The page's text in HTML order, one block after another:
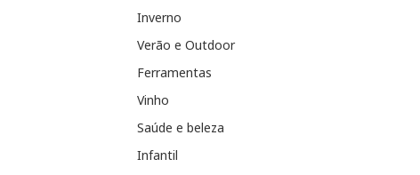
Inverno
Verão e Outdoor
Ferramentas
Vinho
Saúde e beleza
Infantil